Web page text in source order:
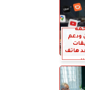
ودعم
هاتف